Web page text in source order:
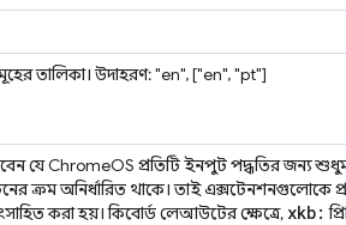
তালিকা। উদাহরণ: "en", ["en", "pt"]
যে ChromeOS প্রতিটি ইনপুট পদ্ধতির জন্য
ক্রম অনির্ধারিত থাকে। তাই এক্সটেনশনগুলোকে
করা হয়। কিবোর্ড লেআউটের ক্ষেত্রে, xkb: